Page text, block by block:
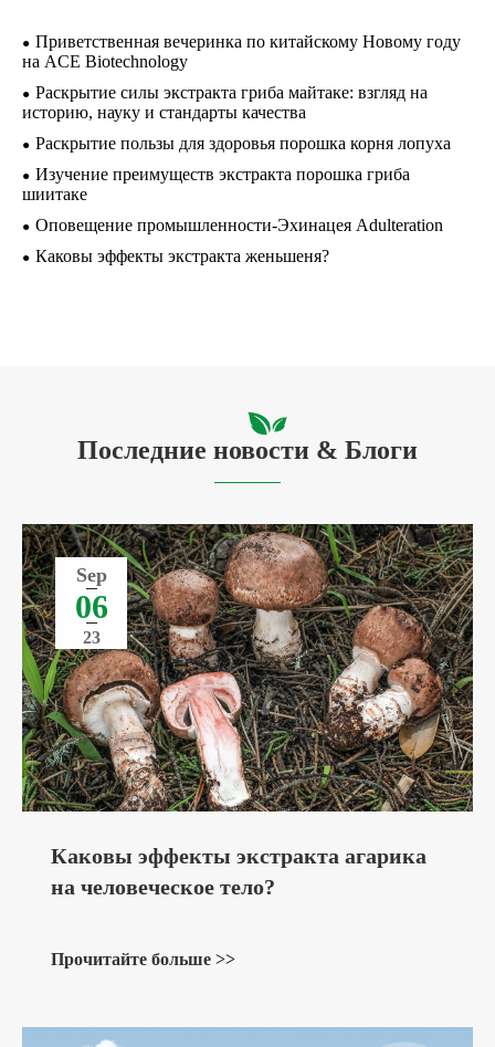
Приветственная вечеринка по китайскому Новому году
на ACE Biotechnology
Раскрытие силы экстракта гриба майтаке: взгляд на
историю, науку и стандарты качества
Раскрытие пользы для здоровья порошка корня лопуха
Изучение преимуществ экстракта порошка гриба
шиитаке
Оповещение промышленности-Эхинацея Adulteration
Каковы эффекты экстракта женьшеня?
Последние новости & Блоги
Sep
06
23
Каковы эффекты экстракта агарика
на человеческое тело?
Прочитайте больше >>